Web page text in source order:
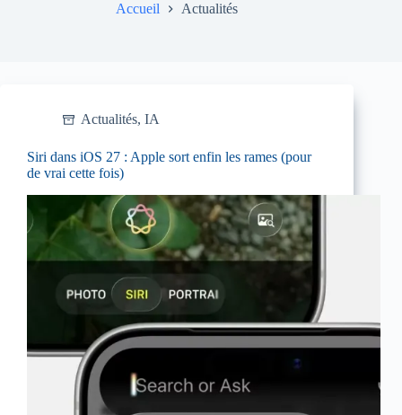
Accueil Actualités
Actualités, IA
Siri dans iOS 27 : Apple sort enfin les rames (pour
de vrai cette fois)